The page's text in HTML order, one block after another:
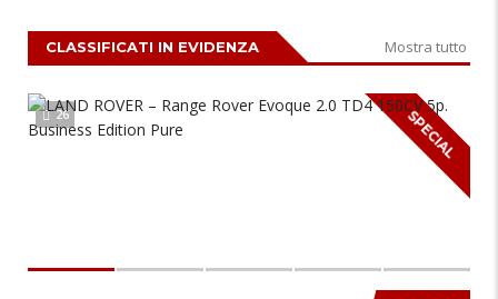
CLASSIFICATI IN EVIDENZA Mostra tutto
SPECIAL
26